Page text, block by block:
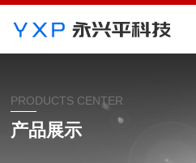
PRODUCTS CENTER
产品展示